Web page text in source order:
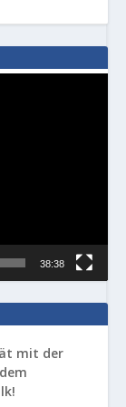
38:38
mit der